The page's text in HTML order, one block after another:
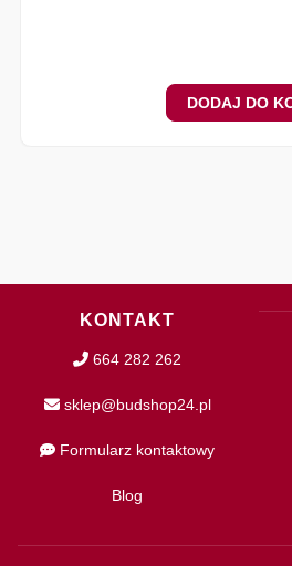
DODAJ DO
KONTAKT
664 282 262
sklep@budshop24.pl
Formularz kontaktowy
Blog